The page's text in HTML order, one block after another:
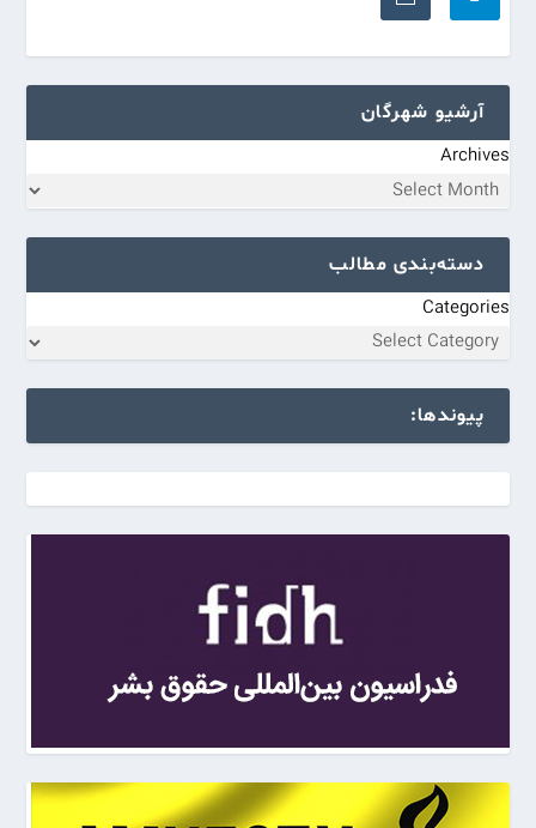
آرشیو شهرگان
Archives
دسته‌بندی مطالب
Categories
پیوندها: